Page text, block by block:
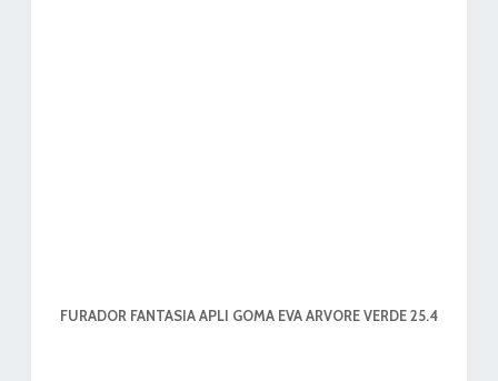
FURADOR FANTASIA APLI GOMA EVA ARVORE VERDE 25.4